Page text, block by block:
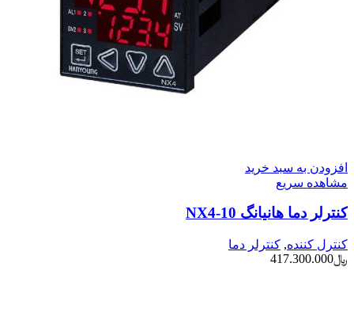
افزودن به سبد خرید
مشاهده سریع
کنترلر دما هانیانگ NX4-10
کنترل کننده, کنترلر دما
﷼417.300.000